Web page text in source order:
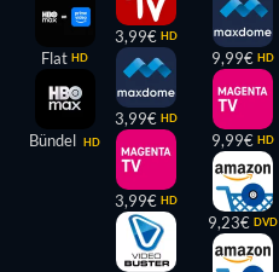
Flat HD
Bündel HD
3,99€ HD
3,99€ HD
3,99€ HD
9,99€ HD
9,99€ HD
9,23€ DVD